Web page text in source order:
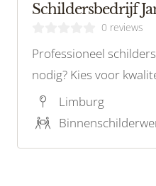
Schildersbedrijf
0 reviews
Professioneel
nodig? Kies voor
Schildersbedrijf
maatwerk voor al uw
Limburg